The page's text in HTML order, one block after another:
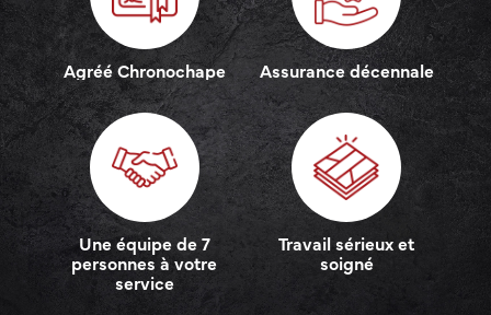
Agréé Chronochape Assurance décennale
Une équipe de 7
personnes à votre
service
Travail sérieux et
soigné